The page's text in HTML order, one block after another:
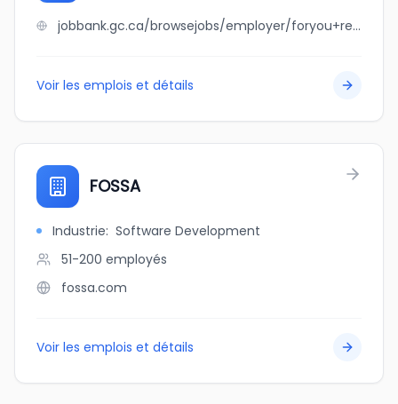
jobbank.gc.ca/browsejobs/employer/foryou+real+estate+inc./ca
Voir les emplois et détails
FOSSA
Industrie: Software Development
51-200 employés
fossa.com
Voir les emplois et détails